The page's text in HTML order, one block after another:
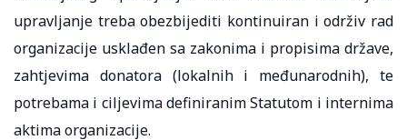
upravljanje treba obezbijediti kontinuiran i održiv rad
organizacije usklađen sa zakonima i propisima države,
zahtjevima donatora (lokalnih i međunarodnih), te
potrebama i ciljevima definiranim Statutom i internima
aktima organizacije.